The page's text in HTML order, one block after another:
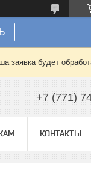
заявка будет
+7 (771)
КОНТАКТЫ